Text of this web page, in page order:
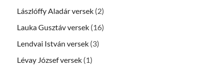
Lászlóffy Aladár versek (2)
Lauka Gusztáv versek (16)
Lendvai István versek (3)
Lévay József versek (1)